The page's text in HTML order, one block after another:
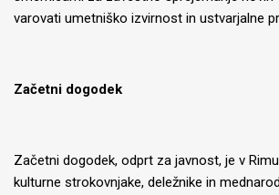
varovati umetniško izvirnost in ustvarjalne
Začetni dogodek
Začetni dogodek, odprt za javnost, je v
kulturne strokovnjake, deležnike in